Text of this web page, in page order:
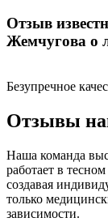
Отзыв
Жемчугова о
Безупречное
Отзывы
Наша команда
работает в
создавая
только
зависимости.